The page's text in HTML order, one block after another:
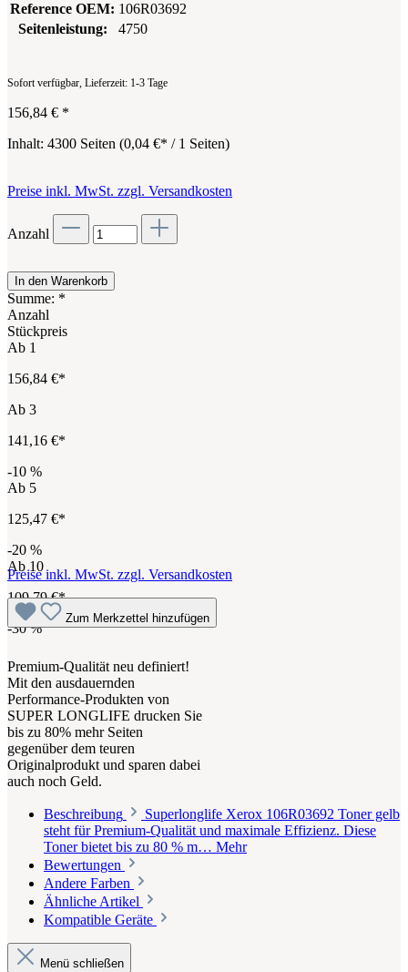
Reference OEM: 106R03692
Seitenleistung:
4750
Sofort verfügbar, Lieferzeit: 1-3 Tage
156,84 € *
Inhalt: 4300 Seiten (0,04 €* / 1 Seiten)
Preise inkl. MwSt. zzgl. Versandkosten
Anzahl
In den Warenkorb
Summe: *
Anzahl
Stückpreis
Ab 1
156,84 €*
Ab 3
141,16 €*
-10 %
Ab 5
125,47 €*
-20 %
Ab10
109,79 €*
-30%
Preise inkl. MwSt. zzgl. Versandkosten
Zum Merkzettel hinzufügen
Premium-Qualität neu definiert!
Mit den ausdauernden
Performance-Produkten von
SUPER LONGLIFE drucken Sie
bis zu 80% mehr Seiten
gegenüber dem teuren
Originalprodukt und sparen dabei
auch noch Geld.
Beschreibung
Superlonglife Xerox 106R03692 Toner gelb
steht für Premium-Qualität und maximale Effizienz. Diese
Toner bietet bis zu 80 % m… Mehr
Bewertungen
Andere Farben
Ähnliche Artikel
Kompatible Geräte
Menü schließen